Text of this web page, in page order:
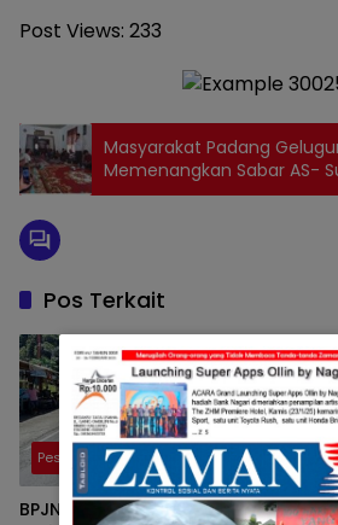
Post Views: 233
Masyarakat Padang
Memenangkan Sabar AS-
Cawabup Sukardi
Pos Terkait
Pesisir Selatan
BPJN Sumbar Melalui